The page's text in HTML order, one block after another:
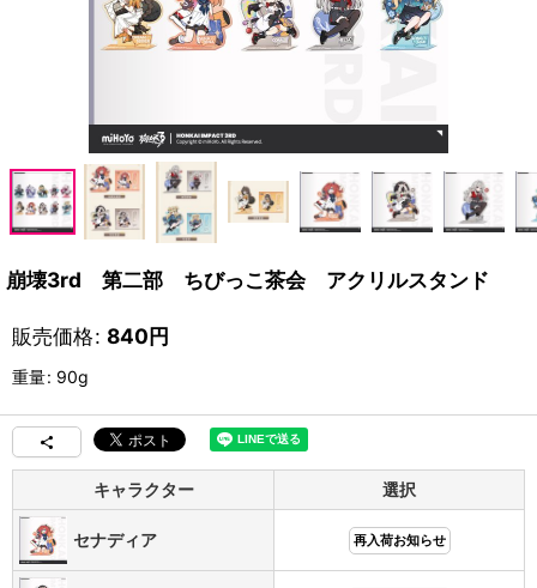
崩壊3rd 第二部 ちびっこ茶会 アクリルスタンド
販売価格: 840円
重量: 90g
キャラクター 選択
セナディア 再入荷お知らせ